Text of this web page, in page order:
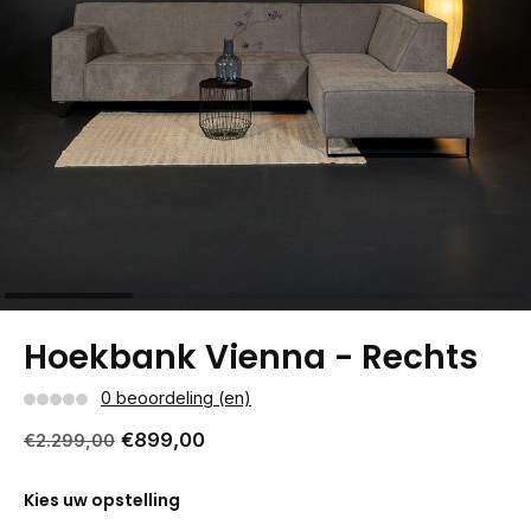
Hoekbank Vienna - Rechts
0 beoordeling (en)
€2.299,00 €899,00
Kies uw opstelling